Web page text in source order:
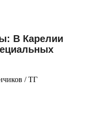
В Карелии